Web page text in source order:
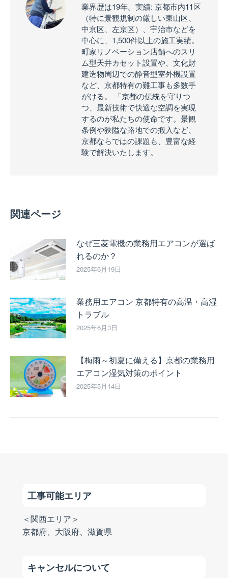
業界歴は19年。実績: 京都市内11区
（特に景観規制の厳しい東山区、
中京区、左京区）、宇治市などを
中心に、1,500件以上の施工実績。
町家リノベーション店舗へのスリ
ム型天井カセット設置や、文化財
建造物周辺での静音型室外機設置
など、京都特有の難工事も多数手
がける。 「京都の伝統を守りつ
つ、最新技術で快適な空調を実現
するのが私たちの使命です。景観
条例や狭隘な路地での搬入など、
京都ならではの課題も、豊富な経
験で解決いたします。
関連ページ
なぜ三菱電機の業務用エアコンが選ば
れるのか？
2025年6月19日
業務用エアコン 京都特有の高温・高湿
トラブル
2025年6月3日
【梅雨～初夏に備える】京都の業務用
エアコン湿気対策のポイント
2025年5月14日
工事可能エリア
＜関西エリア＞
京都府、大阪府、滋賀県
キャンセルについて